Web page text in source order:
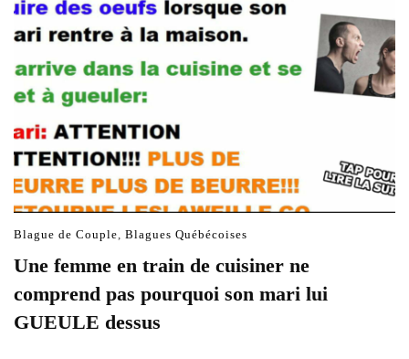
Blague de Couple, Blagues Québécoises
Une femme en train de cuisiner ne
comprend pas pourquoi son mari lui
GUEULE dessus